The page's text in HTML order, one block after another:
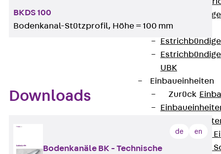
CHALI
UBK
Einbaueinheiten
Zurück
Nivellierbare
Nivellierbare
BKDS 100
Bodenkanal-Stützprofil, Höhe = 100 mm
Downloads
de en
Bodenkanäle BK - Technische